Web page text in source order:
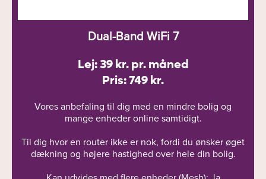
Dual-Band WiFi 7
Lej: 39 kr. pr. måned
Pris: 749 kr.
Vores anbefaling til dig med en mindre bolig og
mange enheder online samtidigt.
Til dig hvor en router ikke er nok, fordi du ønsker øget
dækning og højere hastighed over hele din bolig.